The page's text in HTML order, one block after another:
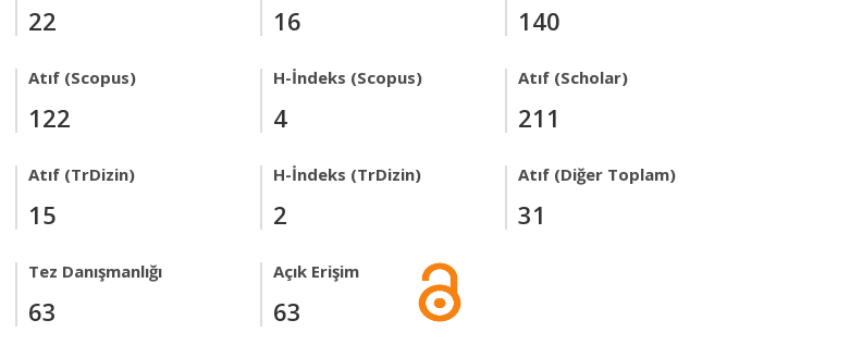
22 16 140
Atıf (Scopus)
122
H-İndeks (Scopus)
4
Atıf (Scholar)
211
Atıf (TrDizin)
15
H-İndeks (TrDizin)
2
Atıf (Diğer Toplam)
31
Tez Danışmanlığı
63
Açık Erişim
63